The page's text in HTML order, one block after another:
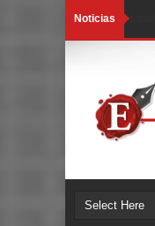
Noticias